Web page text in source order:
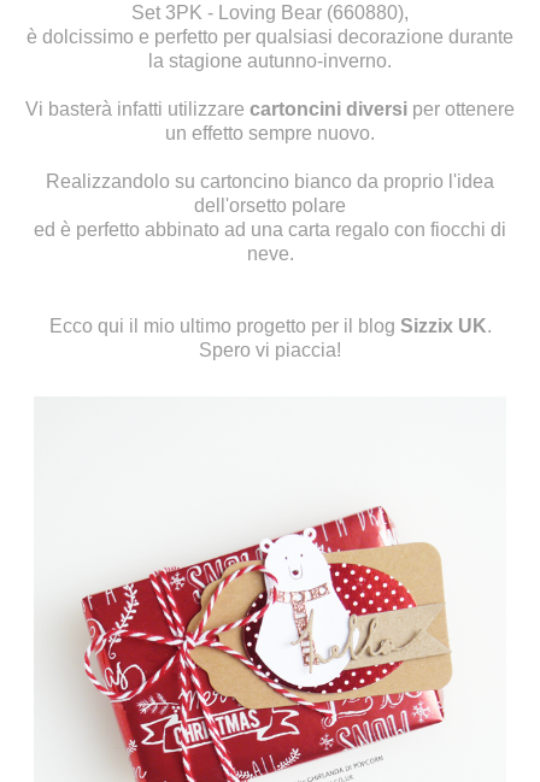
Set 3PK - Loving Bear (660880),
è dolcissimo e perfetto per qualsiasi decorazione durante
la stagione autunno-inverno.
Vi basterà infatti utilizzare cartoncini diversi per ottenere
un effetto sempre nuovo.
Realizzandolo su cartoncino bianco da proprio l'idea
dell'orsetto polare
ed è perfetto abbinato ad una carta regalo con fiocchi di
neve.
Ecco qui il mio ultimo progetto per il blog Sizzix UK.
Spero vi piaccia!